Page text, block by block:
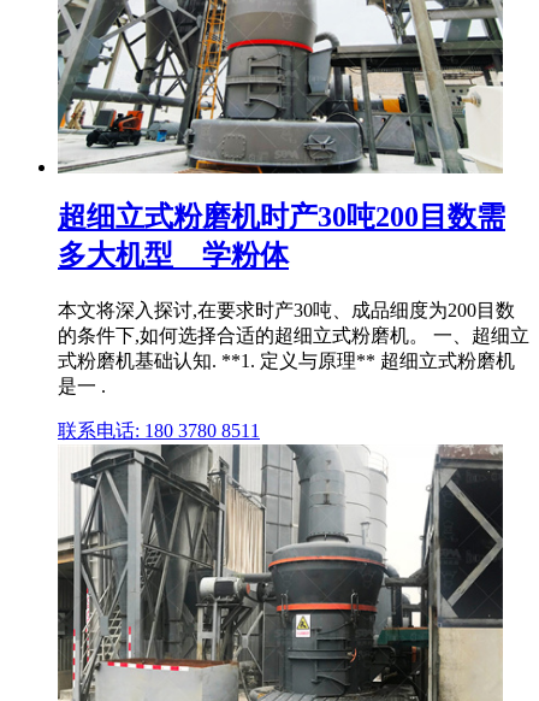
超细立式粉磨机时产30吨200目数需
多大机型 _ 学粉体
本文将深入探讨,在要求时产30吨、成品细度为200目数
的条件下,如何选择合适的超细立式粉磨机。 一、超细立
式粉磨机基础认知. **1. 定义与原理** 超细立式粉磨机
是一 .
联系电话: 180 3780 8511